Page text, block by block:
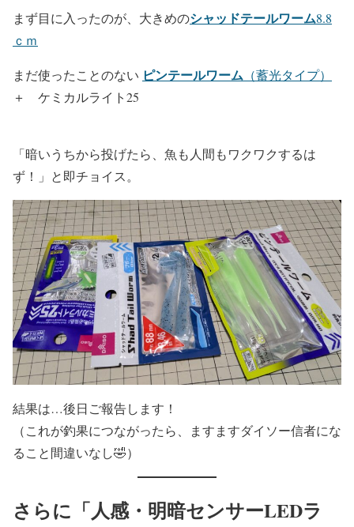
まず目に入ったのが、大きめのシャッドテールワーム8.8
ｃｍ
まだ使ったことのない ピンテールワーム （蓄光タイプ）
＋ ケミカルライト25
「暗いうちから投げたら、魚も人間もワクワクするは
ず！」と即チョイス。
結果は…後日ご報告します！
（これが釣果につながったら、ますますダイソー信者にな
ること間違いなし🤣）
さらに「人感・明暗センサーLEDラ